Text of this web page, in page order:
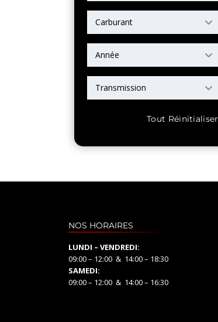
Carburant
Année
Transmission
Tout Réinitialiser
NOS HORAIRES
LUNDI – VENDREDI:
09:00 – 12:00 & 14:00 – 18:30
SAMEDI:
09:00 – 12:00 & 14:00 – 16:30